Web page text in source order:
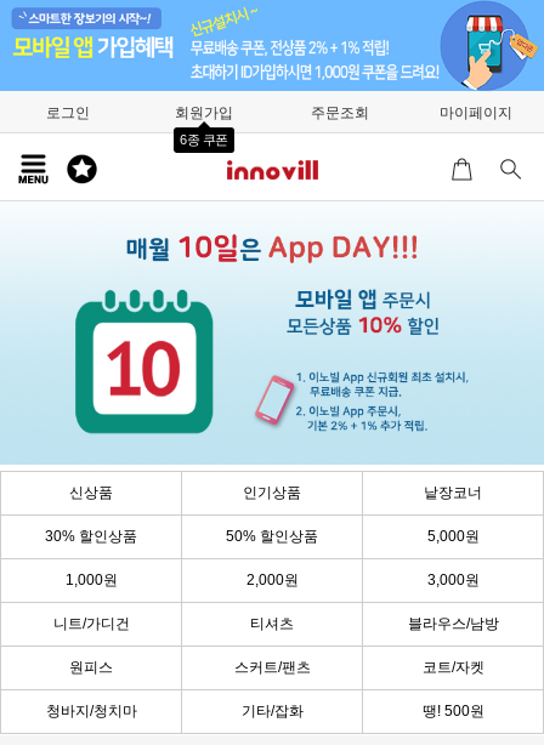
로그인 회원가입
6종 쿠폰
주문조회 마이페이지
신상품 인기상품 낱장코너
30% 할인상품 50% 할인상품 5,000원
1,000원 2,000원 3,000원
니트/가디건 티셔츠 블라우스/남방
원피스 스커트/팬츠 코트/자켓
청바지/청치마 기타/잡화 땡! 500원